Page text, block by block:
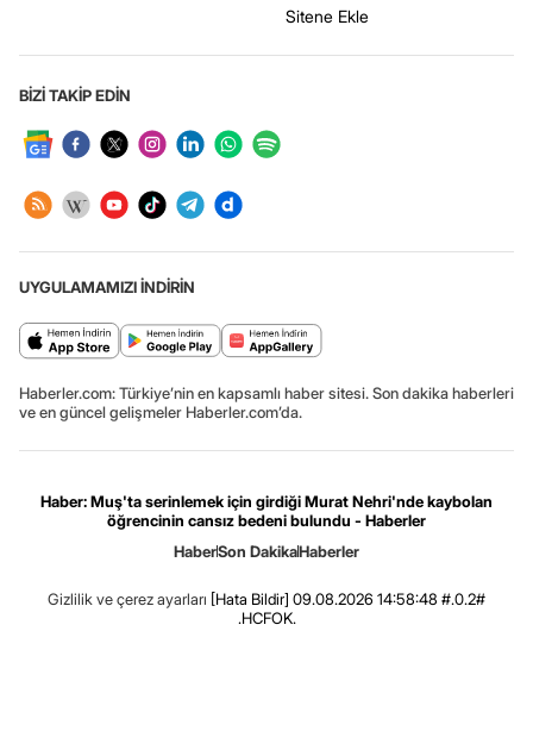
Sitene Ekle
BİZİ TAKİP EDİN
UYGULAMAMIZI İNDİRİN
Haberler.com: Türkiye’nin en kapsamlı haber sitesi. Son dakika haberleri
ve en güncel gelişmeler Haberler.com’da.
Haber: Muş'ta serinlemek için girdiği Murat Nehri'nde kaybolan
öğrencinin cansız bedeni bulundu - Haberler
HaberSon DakikaHaberler
Gizlilik ve çerez ayarları [Hata Bildir] 09.08.2026 14:58:48 #.0.2#
.HCFOK.